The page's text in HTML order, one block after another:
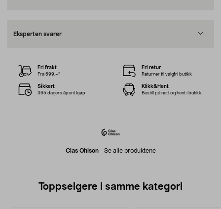
Eksperten svarer
Clas Ohlson- Se alle produktene
Fri frakt
Fra 599,–*
Fri retur
Returner til valgfri butikk
Sikkert
365 dagers åpent kjøp
Klikk&Hent
Bestill på nett og hent i butikk
Toppselgere i samme kategori